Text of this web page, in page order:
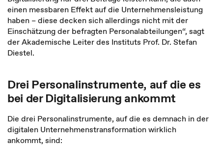
einen messbaren Effekt auf die Unternehmensleistung
haben – diese decken sich allerdings nicht mit der
Einschätzung der befragten Personalabteilungen“, sagt
der Akademische Leiter des Instituts Prof. Dr. Stefan
Diestel.
Drei Personalinstrumente, auf die es
bei der Digitalisierung ankommt
Die drei Personalinstrumente, auf die es demnach in der
digitalen Unternehmenstransformation wirklich
ankommt, sind: